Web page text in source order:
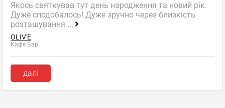
Якось святкував тут день народження та новий рік.
Дуже сподобалось! Дуже зручно через близкість
розташування ...
OLIV'E
Кафе Бар
далі